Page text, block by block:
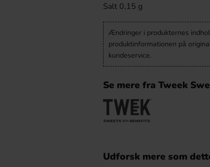
Salt 0,15 g
Ændringer i produkternes
produktinformationen på
kundeservice.
Se mere fra Tweek
Udforsk mere som